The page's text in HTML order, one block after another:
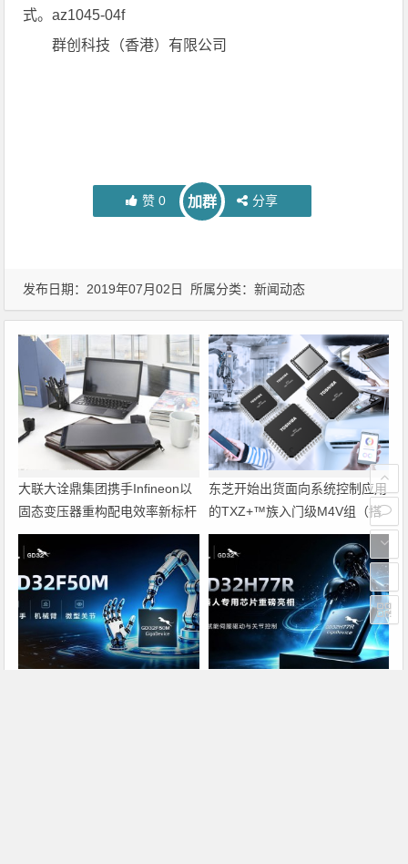
式。az1045-04f
群创科技（香港）有限公司
赞 0 加群 分享
发布日期：2019年07月02日 所属分类：新闻动态
大联大诠鼎集团携手Infineon以
固态变压器重构配电效率新标杆
东芝开始出货面向系统控制应用
的TXZ+™族入门级M4V组（搭
载Arm Cortex‑M4内核的标准微
控制器）工程样品